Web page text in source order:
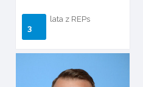
3
lata z REPs